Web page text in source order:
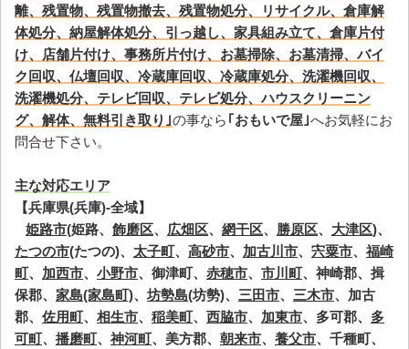
離、残置物、残置物撤去、残置物処分、リサイクル、倉庫解
体処分、納屋解体処分、引っ越し、家具組み立て、倉庫片付
け、店舗片付け、事務所片付け、お墓掃除、お墓清掃、バイ
ク回収、仏壇回収、冷蔵庫回収、冷蔵庫処分、洗濯機回収、
洗濯機処分、テレビ回収、テレビ処分、ハウスクリーニン
グ、解体、無料引き取り｣の事なら ｢おもいで屋｣へお気軽にお
問合せ下さい。
主な対応エリア
【兵庫県(兵庫)-全域】
姫路市(姫路、 飾磨区、 広畑区、 網干区、 勝原区、 大津区)、
たつの市(たつの)、 太子町、 高砂市、 加古川市、 宍粟市、 福崎
町、 加西市、 小野市、御津町、 赤穂市、 市川町、神崎郡、揖
保郡、 家島(家島町)、坊勢島(坊勢)、 三田市、 三木市、加古
郡、 佐用町、 相生市、 稲美町、 西脇市、 加東市、多可郡、 多
可町、 播磨町、 神河町、美方郡、 朝来市、 養父市、千種町、